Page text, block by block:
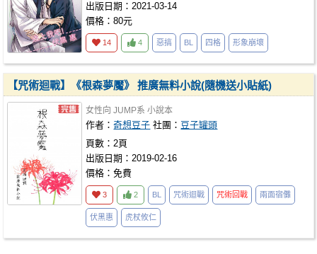
出版日期：2021-03-14
價格：80元
14 4 惡搞 BL 四格 形象崩壞
【咒術迴戰】《根森夢魘》 推廣無料小說(隨機送小貼紙)
女性向 JUMP系 小說本
作者：奇想豆子 社團： 豆子罐頭
頁數：2頁
出版日期：2019-02-16
價格：免費
3 2 BL 咒術迴戰 咒術回戰 兩面宿儺
伏黑惠 虎杖攸仁